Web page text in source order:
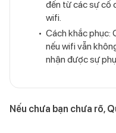
đến từ các sự cố
wifi.
Cách khắc phục:
nếu wifi vẫn
nhận được sự
Nếu chưa bạn chưa rõ,